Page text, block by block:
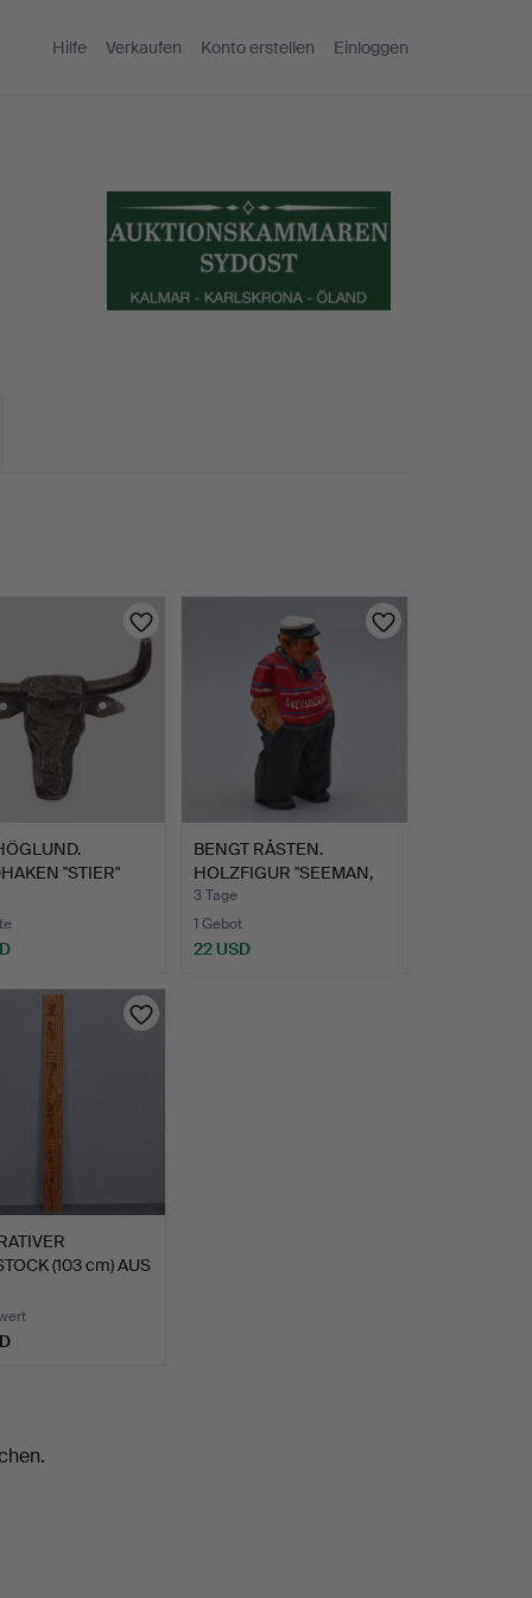
Hilfe Verkaufen Konto erstellen Einloggen
"STIER"
BENGT RÅSTEN.
HOLZFIGUR "SEEMAN,
ÅKERSBERG…
3 Tage
1 Gebot
22 USD
(103 cm) AUS